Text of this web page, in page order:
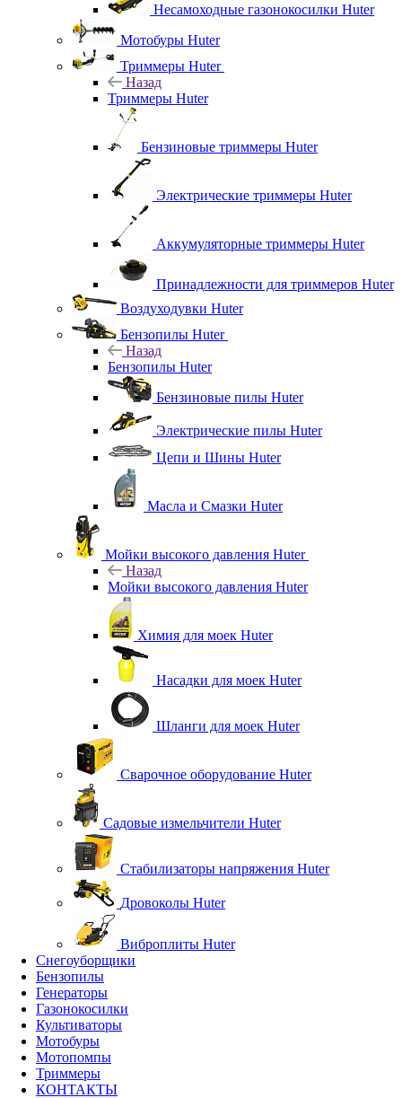
Несамоходные газонокосилки Huter
Мотобуры Huter
Триммеры Huter
Назад
Триммеры Huter
Бензиновые триммеры Huter
Электрические триммеры Huter
Аккумуляторные триммеры Huter
Принадлежности для триммеров Huter
Воздуходувки Huter
Бензопилы Huter
Назад
Бензопилы Huter
Бензиновые пилы Huter
Электрические пилы Huter
Цепи и Шины Huter
Масла и Смазки Huter
Мойки высокого давления Huter
Назад
Мойки высокого давления Huter
Химия для моек Huter
Насадки для моек Huter
Шланги для моек Huter
Сварочное оборудование Huter
Садовые измельчители Huter
Стабилизаторы напряжения Huter
Дровоколы Huter
Виброплиты Huter
Снегоуборщики
Бензопилы
Генераторы
Газонокосилки
Культиваторы
Мотобуры
Мотопомпы
Триммеры
КОНТАКТЫ